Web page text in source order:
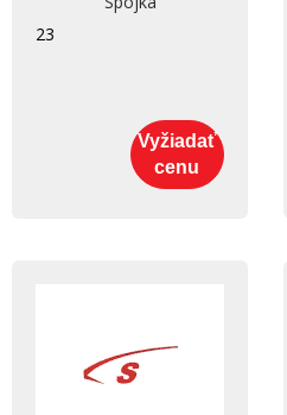
23
Vyžiadať
cenu